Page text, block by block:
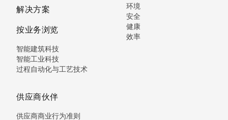
解决方案
按业务浏览
智能建筑科技
智能工业科技
过程自动化与工艺技术
供应商伙伴
供应商商业行为准则
环境
安全
健康
效率